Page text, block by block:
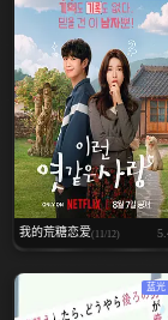
我的荒糖恋爱(11/12)
蓝光